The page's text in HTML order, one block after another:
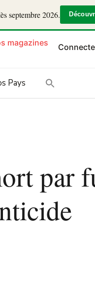
septembre 2026.
magazines
Pays
par